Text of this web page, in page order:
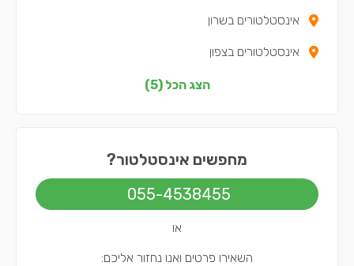
אינסטלטורים בשרון
אינסטלטורים בצפון
אינסטלטורים בירושלים
אינסטלטורים בתל אביב
הצג הכל (5)
מחפשים אינסטלטור?
055-4538455
או
השאירו פרטים ואנו נחזור אליכם: